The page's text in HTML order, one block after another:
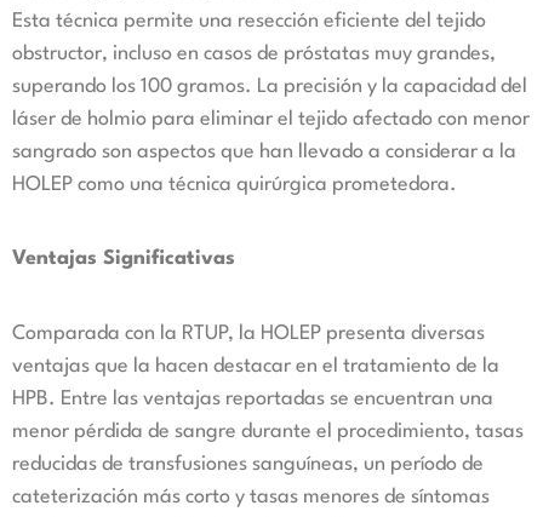
Esta técnica permite una resección eficiente del tejido
obstructor, incluso en casos de próstatas muy grandes,
superando los 100 gramos. La precisión y la capacidad del
láser de holmio para eliminar el tejido afectado con menor
sangrado son aspectos que han llevado a considerar a la
HOLEP como una técnica quirúrgica prometedora.
Ventajas Significativas
Comparada con la RTUP, la HOLEP presenta diversas
ventajas que la hacen destacar en el tratamiento de la
HPB. Entre las ventajas reportadas se encuentran una
menor pérdida de sangre durante el procedimiento, tasas
reducidas de transfusiones sanguíneas, un período de
cateterización más corto y tasas menores de síntomas